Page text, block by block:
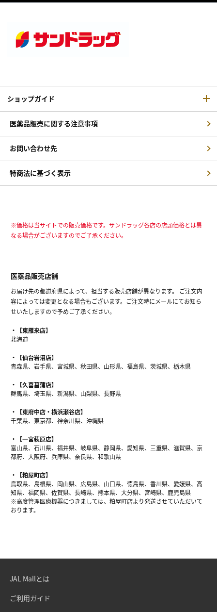
ショップガイド
医薬品販売に関する注意事項
お問い合わせ先
特商法に基づく表示
※価格は当サイトでの販売価格です。サンドラッグ各店の店頭価格とは異
なる場合がございますのでご了承ください。
医薬品販売店舗
お届け先の都道府県によって、担当する販売店舗が異なります。 ご注文内
容によっては変更となる場合もございます。ご注文時にメールにてお知ら
せいたしますので予めご了承ください。
【東雁来店】
北海道
【仙台岩沼店】
青森県、岩手県、宮城県、秋田県、山形県、福島県、茨城県、栃木県
【久喜菖蒲店】
群馬県、埼玉県、新潟県、山梨県、長野県
【東府中店・横浜瀬谷店】
千葉県、東京都、神奈川県、沖縄県
【一宮萩原店】
富山県、石川県、福井県、岐阜県、静岡県、愛知県、三重県、滋賀県、京
都府、大阪府、兵庫県、奈良県、和歌山県
【粕屋町店】
鳥取県、島根県、岡山県、広島県、山口県、徳島県、香川県、愛媛県、高
知県、福岡県、佐賀県、長崎県、熊本県、大分県、宮崎県、鹿児島県
※高度管理医療機器につきましては、粕屋町店より発送させていただいて
おります。
JAL Mallとは
ご利用ガイド